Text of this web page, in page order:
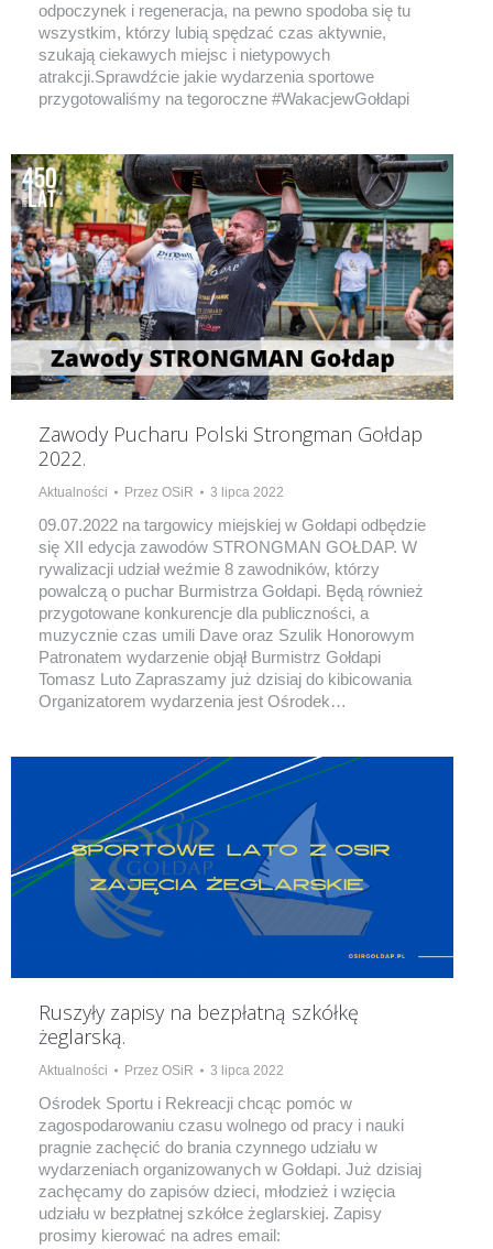
odpoczynek i regeneracja, na pewno spodoba się tu
wszystkim, którzy lubią spędzać czas aktywnie,
szukają ciekawych miejsc i nietypowych
atrakcji.Sprawdźcie jakie wydarzenia sportowe
przygotowaliśmy na tegoroczne #WakacjewGołdapi
Zawody Pucharu Polski Strongman Gołdap
2022.
Aktualności Przez OSiR 3 lipca 2022
09.07.2022 na targowicy miejskiej w Gołdapi odbędzie
się XII edycja zawodów STRONGMAN GOŁDAP. W
rywalizacji udział weźmie 8 zawodników, którzy
powalczą o puchar Burmistrza Gołdapi. Będą również
przygotowane konkurencje dla publiczności, a
muzycznie czas umili Dave oraz Szulik Honorowym
Patronatem wydarzenie objął Burmistrz Gołdapi
Tomasz Luto Zapraszamy już dzisiaj do kibicowania
Organizatorem wydarzenia jest Ośrodek…
Ruszyły zapisy na bezpłatną szkółkę
żeglarską.
Aktualności Przez OSiR 3 lipca 2022
Ośrodek Sportu i Rekreacji chcąc pomóc w
zagospodarowaniu czasu wolnego od pracy i nauki
pragnie zachęcić do brania czynnego udziału w
wydarzeniach organizowanych w Gołdapi. Już dzisiaj
zachęcamy do zapisów dzieci, młodzież i wzięcia
udziału w bezpłatnej szkółce żeglarskiej. Zapisy
prosimy kierować na adres email: